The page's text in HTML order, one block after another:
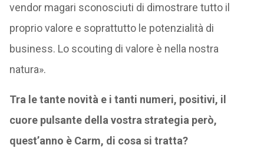
vendor magari sconosciuti di dimostrare tutto il
proprio valore e soprattutto le potenzialità di
business. Lo scouting di valore è nella nostra
natura».
Tra le tante novità e i tanti numeri, positivi, il
cuore pulsante della vostra strategia però,
quest’anno è Carm, di cosa si tratta?